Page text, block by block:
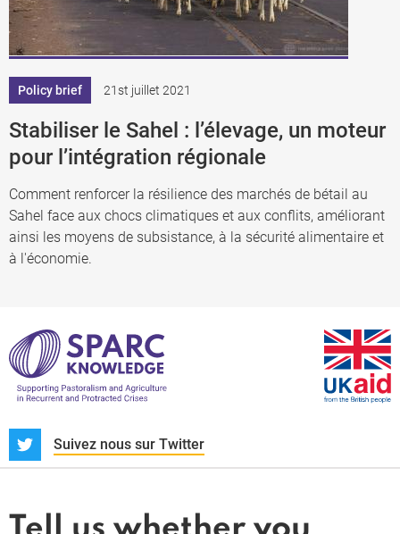
Policy brief 21st juillet 2021
Stabiliser le Sahel : l’élevage, un moteur
pour l’intégration régionale
Comment renforcer la résilience des marchés de bétail au
Sahel face aux chocs climatiques et aux conflits, améliorant
ainsi les moyens de subsistance, à la sécurité alimentaire et
à l'économie.
Suivez nous sur Twitter
Actualités et dossiers